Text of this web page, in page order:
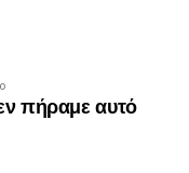
πήραμε αυτό